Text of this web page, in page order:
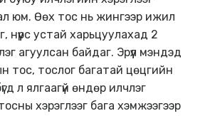
юм. Өөх тос нь жингээр ижил
нүүрс устай харьцуулахад 2
агуулсан байдаг. Эрүүл мэндэд
тос, тослог багатай цөцгийн
л ялгаагүй өндөр илчлэг
хэрэглээг бага хэмжээгээр